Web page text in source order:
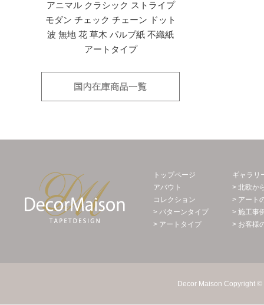
アニマル クラシック ストライプ
モダン チェック チェーン
ドット
波 無地 花 草木 パルプ紙 不織紙
アートタイプ
Decor Maison 輸入壁紙・北欧スウェー
トップページ
アバウト
コレクション
> パターンタイプ
> アートタイプ
ギャラリ
> 北欧か
> アート
> 施工事
> お客様
Decor Maison Copyright